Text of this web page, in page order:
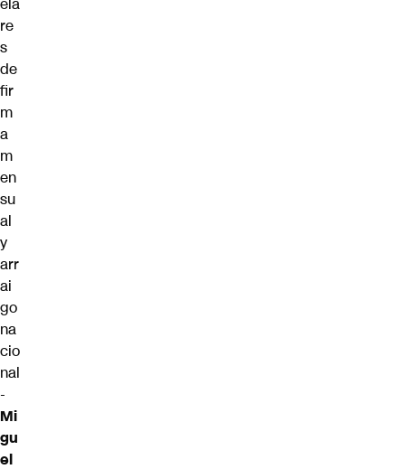
re
s
de
fir
m
a
m
en
su
al
y
arr
ai
go
na
cio
nal
-
Mi
gu
el